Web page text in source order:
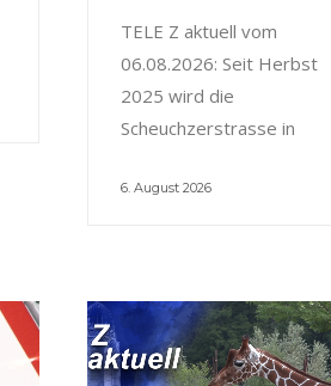
TELE Z aktuell vom
06.08.2026: Seit Herbst
2025 wird die
Scheuchzerstrasse in
6. August 2026